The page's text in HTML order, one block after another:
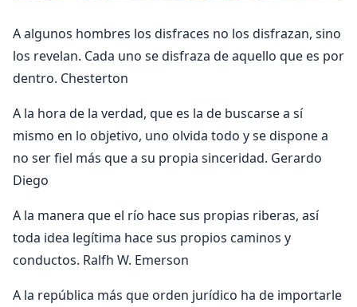
A algunos hombres los disfraces no los disfrazan, sino
los revelan. Cada uno se disfraza de aquello que es por
dentro. Chesterton
A la hora de la verdad, que es la de buscarse a sí
mismo en lo objetivo, uno olvida todo y se dispone a
no ser fiel más que a su propia sinceridad. Gerardo
Diego
A la manera que el río hace sus propias riberas, así
toda idea legítima hace sus propios caminos y
conductos. Ralfh W. Emerson
A la república más que orden jurídico ha de importarle